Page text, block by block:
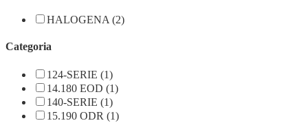
HALOGENA (2)
Categoria
124-SERIE (1)
14.180 EOD (1)
140-SERIE (1)
15.190 ODR (1)